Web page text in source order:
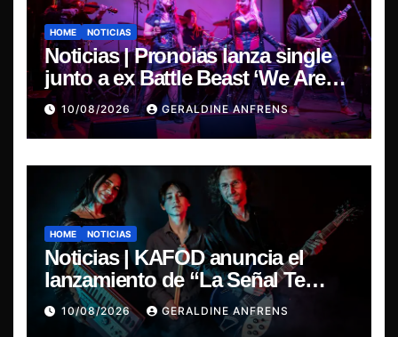
HOME NOTICIAS
Noticias | Pronoias lanza single
junto a ex Battle Beast ‘We Are
The Same’ une el metal de Chile y
Finlandia.
10/08/2026 GERALDINE ANFRENS
HOME NOTICIAS
Noticias | KAFOD anuncia el
lanzamiento de “La Señal Te
Encontró”, el primer adelanto de
su nuevo álbum conceptual.
10/08/2026 GERALDINE ANFRENS